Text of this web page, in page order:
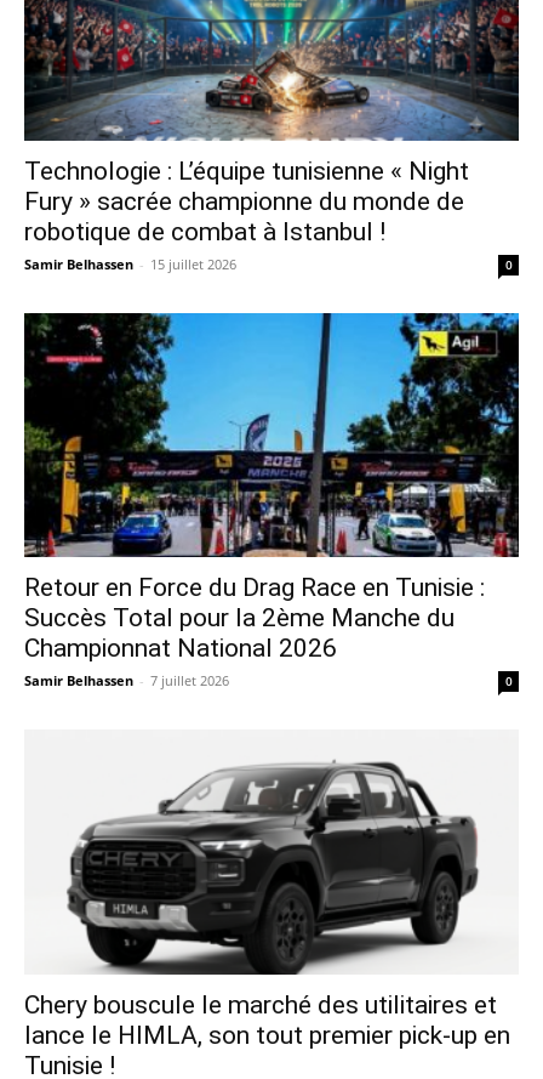
Technologie : L’équipe tunisienne « Night
Fury » sacrée championne du monde de
robotique de combat à Istanbul !
Samir Belhassen - 15 juillet 2026 0
Retour en Force du Drag Race en Tunisie :
Succès Total pour la 2ème Manche du
Championnat National 2026
Samir Belhassen - 7 juillet 2026 0
Chery bouscule le marché des utilitaires et
lance le HIMLA, son tout premier pick-up en
Tunisie !